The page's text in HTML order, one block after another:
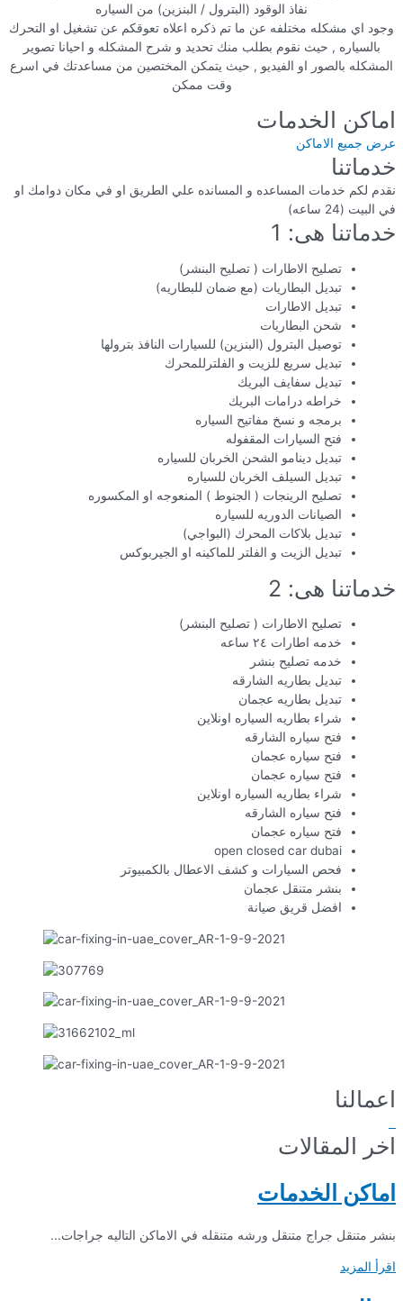
نفاذ الوقود (البترول / البنزين) من السياره
وجود اي مشكله مختلفه عن ما تم ذكره اعلاه تعوقكم عن تشغيل او التحرك
بالسياره , حيث نقوم بطلب منك تحديد و شرح المشكله و احيانا تصوير
المشكله بالصور او الفيديو , حيث يتمكن المختصين من مساعدتك في اسرع
وقت ممكن
اماكن الخدمات
عرض جميع الاماكن
خدماتنا
نقدم لكم خدمات المساعده و المسانده علي الطريق او في مكان دوامك او
في البيت (24 ساعه)
خدماتنا هى: 1
تصليح الاطارات ( تصليح البنشر)
تبديل البطاريات (مع ضمان للبطاريه)
تبديل الاطارات
شحن البطاريات
توصيل البترول (البنزين) للسيارات النافذ بترولها
تبديل سريع للزيت و الفلترللمحرك
تبديل سفايف البريك
خراطه درامات البريك
برمجه و نسخ مفاتيح السياره
فتح السيارات المقفوله
تبديل دينامو الشحن الخربان للسياره
تبديل السيلف الخربان للسياره
تصليح الرينجات ( الجنوط ) المنعوجه او المكسوره
الصيانات الدوريه للسياره
تبديل بلاكات المحرك (البواجي)
تبديل الزيت و الفلتر للماكينه او الجيربوكس
خدماتنا هى: 2
تصليح الاطارات ( تصليح البنشر)
خدمه اطارات ٢٤ ساعه
خدمه تصليح بنشر
تبديل بطاريه الشارقه
تبديل بطاريه عجمان
شراء بطاريه السياره اونلاين
فتح سياره الشارقه
فتح سياره عجمان
فتح سياره عجمان
شراء بطاريه السياره اونلاين
فتح سياره الشارقه
فتح سياره عجمان
open closed car dubai
فحص السيارات و كشف الاعطال بالكمبيوتر
بنشر متنقل عجمان
افضل قريق صيانة
اعمالنا
اخر المقالات
اماكن الخدمات
بنشر متنقل جراج متنقل ورشه متنقله في الاماكن التاليه جراجات...
اقرأ المزيد